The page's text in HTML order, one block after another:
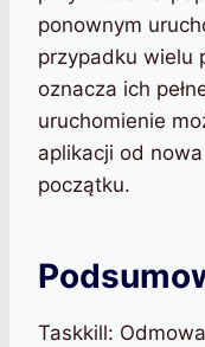
ponownym
przypadku wielu
oznacza ich
uruchomienie
aplikacji od
początku.
Taskkill: